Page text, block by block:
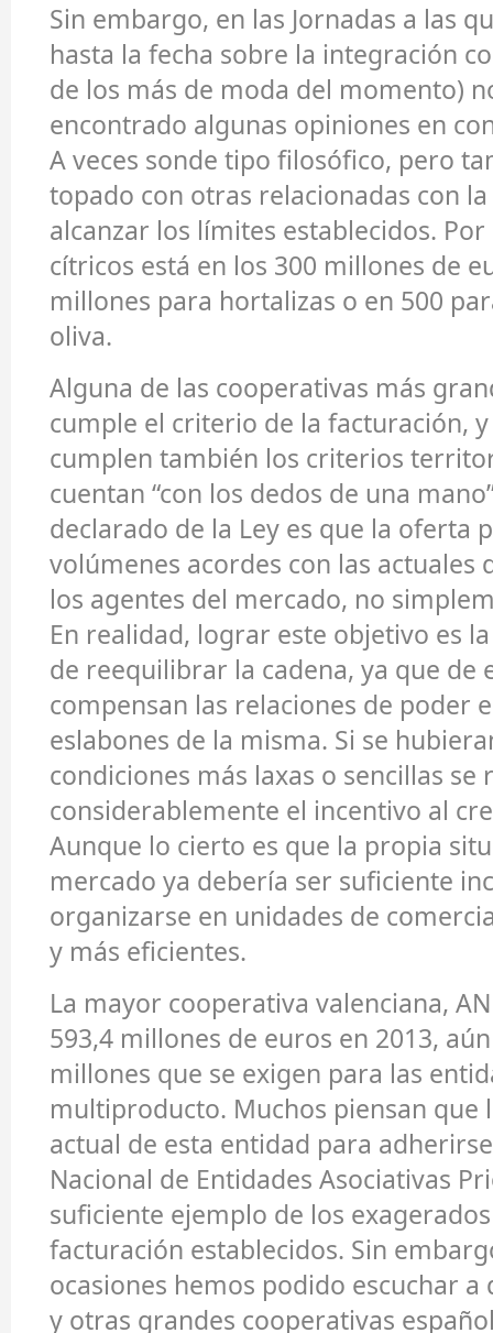
Sin embargo, en las Jornadas a las
hasta la fecha sobre la integración
de los más de moda del momento)
encontrado algunas opiniones en
A veces sonde tipo filosófico, pero
topado con otras relacionadas con
alcanzar los límites establecidos.
cítricos está en los 300 millones de
millones para hortalizas o en 500
oliva.
Alguna de las cooperativas más
cumple el criterio de la facturación,
cumplen también los criterios
cuentan “con los dedos de una
declarado de la Ley es que la oferta
volúmenes acordes con las actuales
los agentes del mercado, no
En realidad, lograr este objetivo es
de reequilibrar la cadena, ya que de
compensan las relaciones de poder
eslabones de la misma. Si se
condiciones más laxas o sencillas se
considerablemente el incentivo al
Aunque lo cierto es que la propia
mercado ya debería ser suficiente
organizarse en unidades de
y más eficientes.
La mayor cooperativa valenciana,
593,4 millones de euros en 2013,
millones que se exigen para las
multiproducto. Muchos piensan que
actual de esta entidad para
Nacional de Entidades Asociativas
suficiente ejemplo de los
facturación establecidos. Sin
ocasiones hemos podido escuchar a
y otras grandes cooperativas